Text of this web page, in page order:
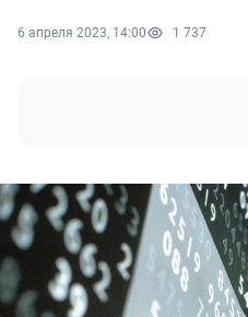
6 апреля 2023, 14:00 1 737